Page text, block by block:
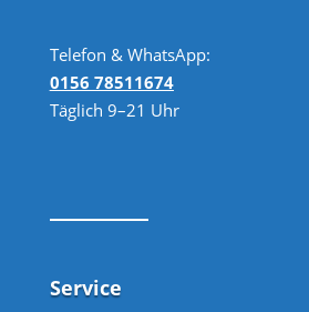
Telefon & WhatsApp:
0156 78511674
Täglich 9–21 Uhr
Service